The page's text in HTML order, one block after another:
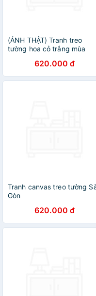
(ẢNH THẬT) Tranh treo
tường hoa cỏ trắng mùa
kèm đinh620.000 đ
Tranh canvas treo tường
Gòn
620.000 đ